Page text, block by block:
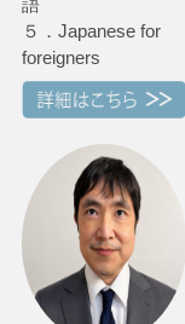
語
５．Japanese for
foreigners